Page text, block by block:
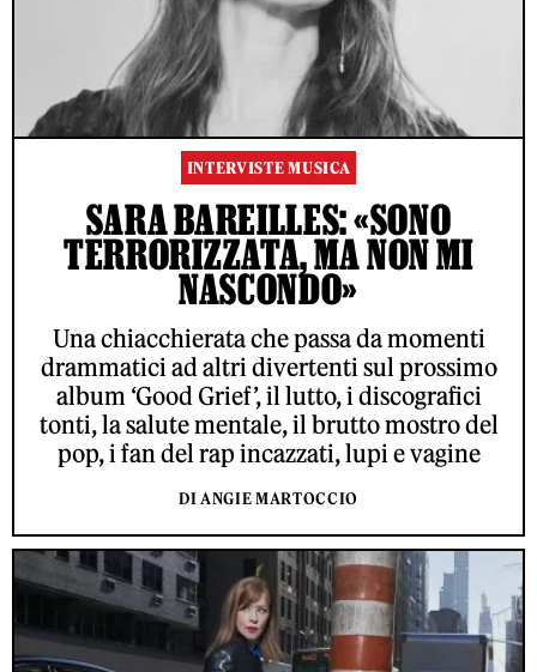
INTERVISTE MUSICA
SARA BAREILLES: «SONO
TERRORIZZATA, MA NON MI
NASCONDO»
Una chiacchierata che passa da momenti
drammatici ad altri divertenti sul prossimo
album ‘Good Grief’, il lutto, i discografici
tonti, la salute mentale, il brutto mostro del
pop, i fan del rap incazzati, lupi e vagine
DI ANGIE MARTOCCIO